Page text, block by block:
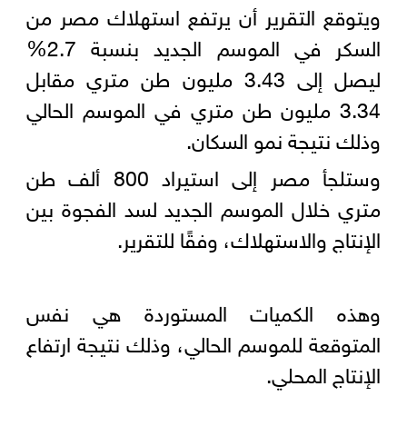
ويتوقع التقرير أن يرتفع استهلاك مصر من
السكر في الموسم الجديد بنسبة 2.7%
ليصل إلى 3.43 مليون طن متري مقابل
3.34 مليون طن متري في الموسم الحالي
وذلك نتيجة نمو السكان.
وستلجأ مصر إلى استيراد 800 ألف طن
متري خلال الموسم الجديد لسد الفجوة بين
الإنتاج والاستهلاك، وفقًا للتقرير.
وهذه الكميات المستوردة هي نفس
المتوقعة للموسم الحالي، وذلك نتيجة ارتفاع
الإنتاج المحلي.